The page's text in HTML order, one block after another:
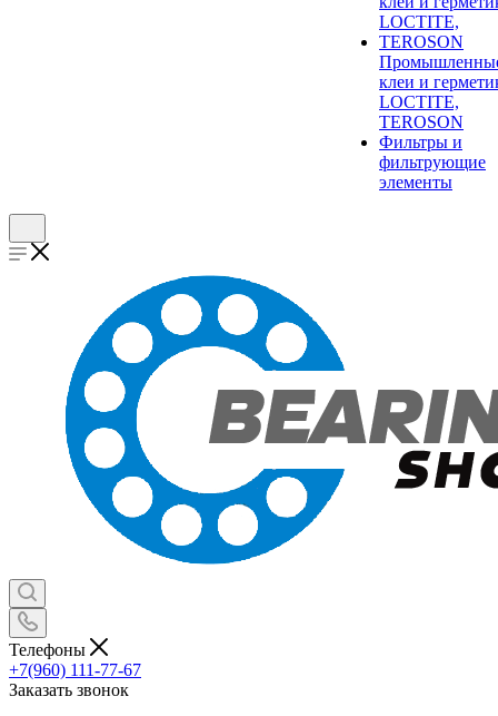
клеи и
LOCTITE,
TEROSON
Фильтры и
фильтрующие
элементы
Телефоны
+7(960) 111-77-67
Заказать звонок